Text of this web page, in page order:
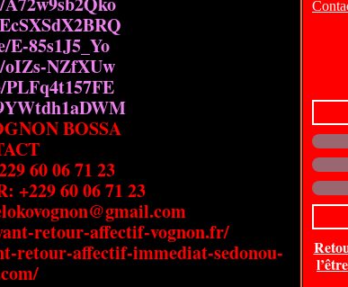
85s1J5_Yo
NZfXUw
BOSSA
60 06 71 23
+229 60 06 71 23
retour-affectif-vognon.fr/
retour-affectif-immediat-sedonou-